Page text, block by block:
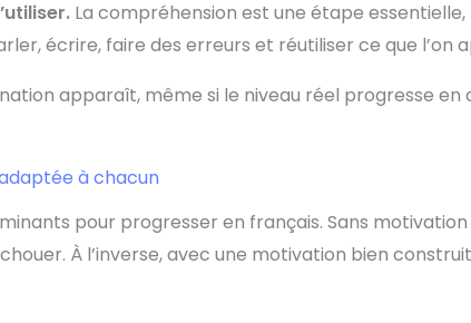
La compréhension est une étape essentielle,
écrire, faire des erreurs et réutiliser ce que l’on
apparaît, même si le niveau réel progresse en
à chacun
pour progresser en français. Sans motivation
À l’inverse, avec une motivation bien